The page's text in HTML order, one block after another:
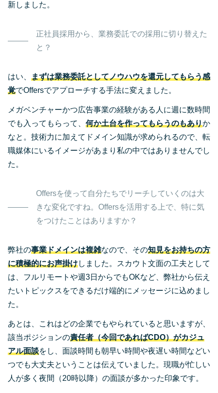
新しました。
正社員採用から、業務委託での採用に切り替えた
と？
はい、 まずは業務委託としてノウハウを還元してもらう感
覚でOffersでアプローチする手法に変えました。
メガベンチャーかつ広告事業の経験がある人に週に数時間
でも入ってもらって、 何か土台を作ってもらうのもありか
なと。技術力に加えてドメイン知識が求められるので、転
職媒体にいるイメージがあまり私の中ではありませんでし
た。
Offersを使って自分たちでリーチしていくのは大
きな変化ですね。Offersを活用する上で、特に気
をつけたことはありますか？
弊社の事業ドメインは複雑なので、その知見をお持ちの方
に積極的にお声掛けしました。スカウト文面の工夫として
は、フルリモートや週3日からでもOKなど、弊社から伝え
たいトピックスをできるだけ端的にメッセージに込めまし
た。
あとは、これはどの企業でもやられていると思いますが、
該当ポジションの責任者（今回であればCDO）がカジュ
アル面談をし、面談時間も朝早い時間や夜遅い時間などい
つでも大丈夫ということは伝えていました。現職が忙しい
人が多く夜間（20時以降）の面談が多かった印象です。